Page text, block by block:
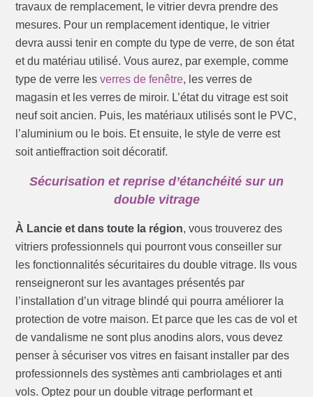
travaux de remplacement, le vitrier devra prendre des
mesures. Pour un remplacement identique, le vitrier
devra aussi tenir en compte du type de verre, de son état
et du matériau utilisé. Vous aurez, par exemple, comme
type de verre lesverres de fenêtre, les verres de
magasin et les verres de miroir. L’état du vitrage est soit
neuf soit ancien. Puis, les matériaux utilisés sont le PVC,
l’aluminium ou le bois. Et ensuite, le style de verre est
soit antieffraction soit décoratif.
Sécurisation et reprise d’étanchéité sur un
double vitrage
À Lancie et dans toute la région, vous trouverez des
vitriers professionnels qui pourront vous conseiller sur
les fonctionnalités sécuritaires du double vitrage. Ils vous
renseigneront sur les avantages présentés par
l’installation d’un vitrage blindé qui pourra améliorer la
protection de votre maison. Et parce que les cas de vol et
de vandalisme ne sont plus anodins alors, vous devez
penser à sécuriser vos vitres en faisant installer par des
professionnels des systèmes anti cambriolages et anti
vols. Optez pour un double vitrage performant et